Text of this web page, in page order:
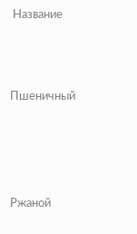
Название
Пшеничный
Ржаной